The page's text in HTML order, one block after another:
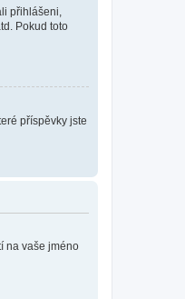
přihlášeni,
Pokud toto
příspěvky jste
na vaše jméno